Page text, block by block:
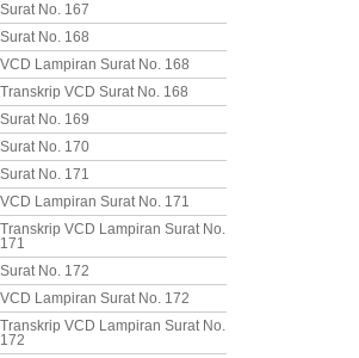
Surat No. 167
Surat No. 168
VCD Lampiran Surat No. 168
Transkrip VCD Surat No. 168
Surat No. 169
Surat No. 170
Surat No. 171
VCD Lampiran Surat No. 171
Transkrip VCD Lampiran Surat No.
171
Surat No. 172
VCD Lampiran Surat No. 172
Transkrip VCD Lampiran Surat No.
172